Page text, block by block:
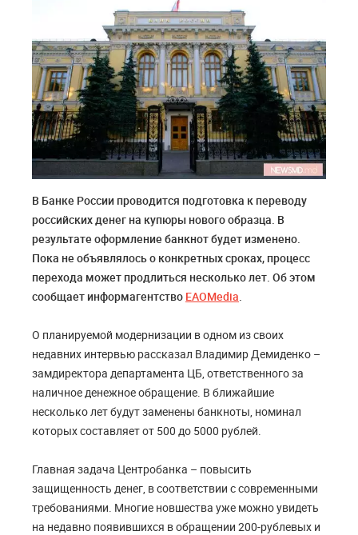
В Банке России проводится подготовка к переводу
российских денег на купюры нового образца. В
результате оформление банкнот будет изменено.
Пока не объявлялось о конкретных сроках, процесс
перехода может продлиться несколько лет. Об этом
сообщает информагентство EAOMedia
О планируемой модернизации в одном из своих
недавних интервью рассказал Владимир Демиденко –
замдиректора департамента ЦБ, ответственного за
наличное денежное обращение. В ближайшие
несколько лет будут заменены банкноты, номинал
которых составляет от 500 до 5000 рублей.
Главная задача Центробанка – повысить
защищенность денег, в соответствии с современными
требованиями. Многие новшества уже можно увидеть
на недавно появившихся в обращении 200-рублевых и